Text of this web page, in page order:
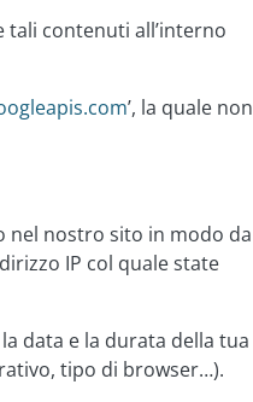
tali contenuti all’interno
’, la quale non
nel nostro sito in modo da
IP col quale state
data e la durata della tua
tipo di browser…).